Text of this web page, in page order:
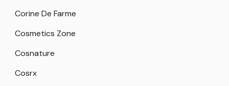
Corine De Farme
Cosmetics Zone
Cosnature
Cosrx